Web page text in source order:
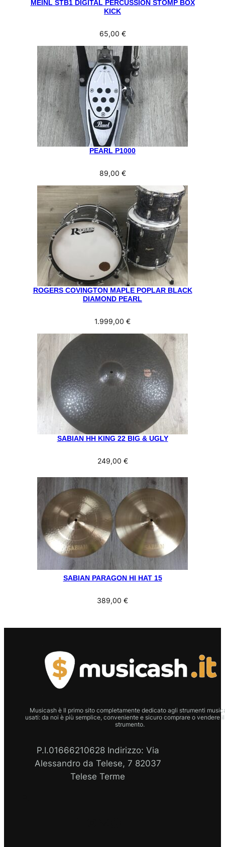
MEINL STB1 DIGITAL PERCUSSION STOMP BOX
KICK
65,00 €
PEARL P1000
89,00 €
ROGERS COVINGTON MAPLE POPLAR BLACK
DIAMOND PEARL
1.999,00 €
SABIAN HH KING 22 BIG & UGLY
249,00 €
SABIAN PARAGON HI HAT 15
389,00 €
Musicash è Il primo sito completamente dedicato agli strumenti
usati: da noi è più semplice, conveniente e sicuro comprare o vendere
strumento.
P.I.01666210628 Indirizzo: Via
Alessandro da Telese, 7 82037
Telese Terme